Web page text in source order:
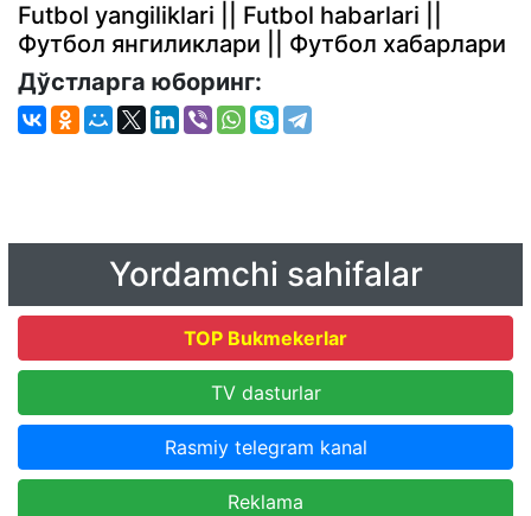
Futbol yangiliklari || Futbol habarlari ||
Футбол янгиликлари || Футбол хабарлари
Дўстларга юборинг:
Yordamchi sahifalar
TOP Bukmekerlar
TV dasturlar
Rasmiy telegram kanal
Reklama